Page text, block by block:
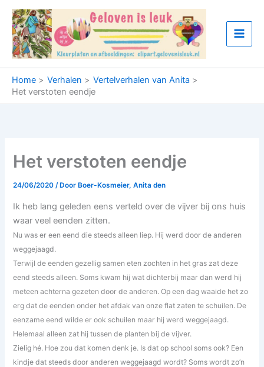
naar
inhoud
Home Verhalen
Vertelverhalen van Anita
Het verstoten eendje
Het verstoten eendje
24/06/2020/ Door Boer-Kosmeier, Anita den
Ik heb lang geleden eens verteld over de vijver bij ons huis
waar veel eenden zitten.
Nu was er een eend die steeds alleen liep. Hij werd door de anderen
weggejaagd.
Terwijl de eenden gezellig samen eten zochten in het gras zat deze
eend steeds alleen. Soms kwam hij wat dichterbij maar dan werd hij
meteen achterna gezeten door de anderen. Op een dag waaide het zo
erg dat de eenden onder het afdak van onze flat zaten te schuilen. De
eenzame eend wilde er ook schuilen maar hij werd weggejaagd.
Helemaal alleen zat hij tussen de planten bij de vijver.
Zielig hé. Hoe zou dat komen denk je. Is dat op school soms ook? Een
kindje dat steeds door anderen weggejaagd wordt? Soms wordt zo’n